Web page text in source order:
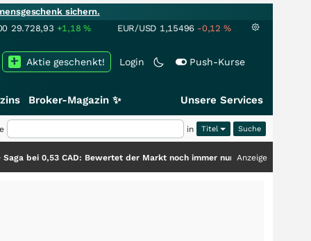
sichern.
29.728,93 +1,18% EUR/USD 1,15496 -0,12 %
Login Push-Kurse
Aktie geschenkt!
Broker-Magazin ✨ Unsere Services
in Titel
CAD: Bewertet der Markt noch immer nur die Hälfte der Story?
Anzeige